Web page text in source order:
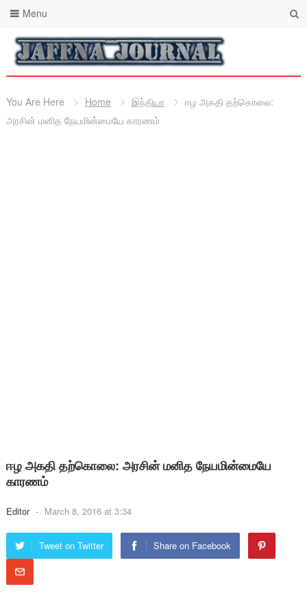
Menu
You Are Here Home இந்தியா
ஈழ அகதி தற்கொலை:
அரசின் மனித நேயமின்மையே காரணம்
ஈழ அகதி தற்கொலை: அரசின் மனித நேயமின்மையே
காரணம்
Editor - March 8, 2016 at 3:34
Tweet on Twitter Share on Facebook